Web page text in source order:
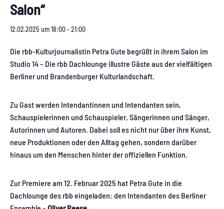
Salon“
12.02.2025 um 18:00-21:00
Die rbb-Kulturjournalistin Petra Gute begrüßt in ihrem Salon im
Studio 14 – Die rbb Dachlounge illustre Gäste aus der vielfältigen
Berliner und Brandenburger Kulturlandschaft.
Zu Gast werden Intendantinnen und Intendanten sein,
Schauspielerinnen und Schauspieler, Sängerinnen und Sänger,
Autorinnen und Autoren. Dabei soll es nicht nur über ihre Kunst,
neue Produktionen oder den Alltag gehen, sondern darüber
hinaus um den Menschen hinter der offiziellen Funktion.
Zur Premiere am 12. Februar 2025 hat Petra Gute in die
Dachlounge des rbb eingeladen: den Intendanten des Berliner